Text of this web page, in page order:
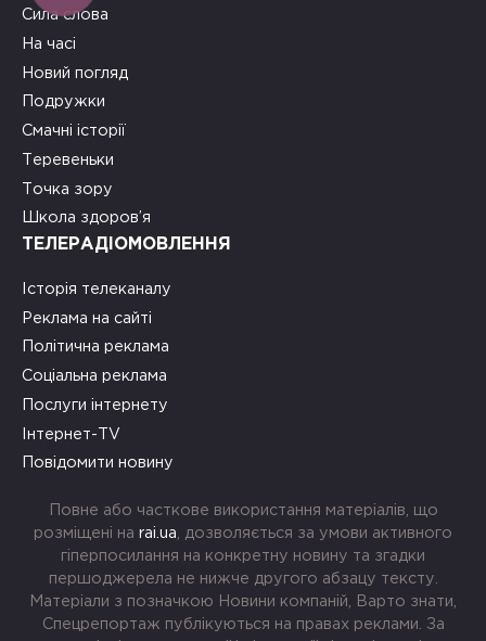
Сила слова
На часі
Новий погляд
Подружки
Смачні історії
Теревеньки
Точка зору
Школа здоров’я
ТЕЛЕРАДІОМОВЛЕННЯ
Історія телеканалу
Реклама на сайті
Політична реклама
Соціальна реклама
Послуги інтернету
Інтернет-TV
Повідомити новину
Повне або часткове використання матеріалів, що
розміщені на rai.ua , дозволяється за умови активного
гіперпосилання на конкретну новину та згадки
першоджерела не нижче другого абзацу тексту.
Матеріали з позначкою Новини компаній, Варто знати,
Спецрепортаж публікуються на правах реклами. За